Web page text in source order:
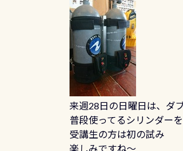
来週28日の日曜日は、ダ
普段使ってるシリンダー
受講生の方は初の試み
楽しみですね～